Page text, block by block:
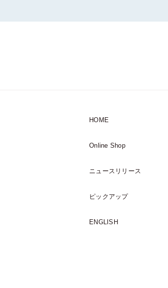
HOME
Online Shop
ニュースリリース
ピックアップ
ENGLISH